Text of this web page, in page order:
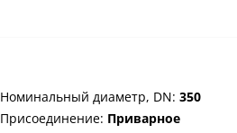
Номинальный диаметр, DN: 350
Присоединение: Приварное